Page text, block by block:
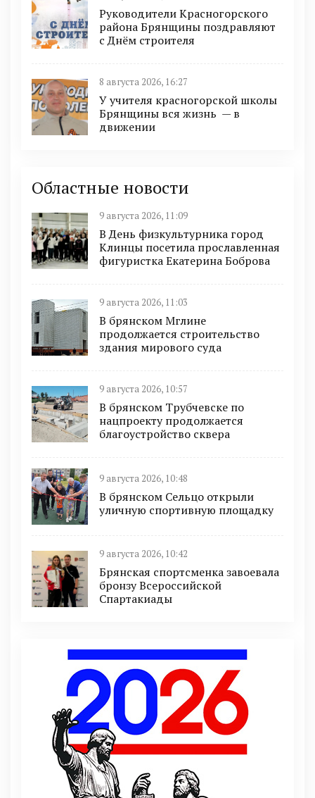
Руководители Красногорского
района Брянщины поздравляют
с Днём строителя
8 августа 2026, 16:27
У учителя красногорской школы
Брянщины вся жизнь — в
движении
Областные новости
9 августа 2026, 11:09
В День физкультурника город
Клинцы посетила прославленная
фигуристка Екатерина Боброва
9 августа 2026, 11:03
В брянском Мглине
продолжается строительство
здания мирового суда
9 августа 2026, 10:57
В брянском Трубчевске по
нацпроекту продолжается
благоустройство сквера
9 августа 2026, 10:48
В брянском Сельцо открыли
уличную спортивную площадку
9 августа 2026, 10:42
Брянская спортсменка завоевала
бронзу Всероссийской
Спартакиады